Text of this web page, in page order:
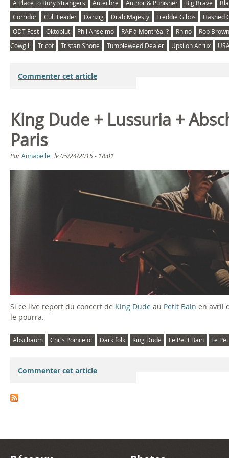
A Place to Bury Strangers Autechre Author & Punisher Big Brave
Corridor
Cult Leader Danzig Drab Majesty Freddie Gibbs
Hashed
ODT Fest
Oktoplut Phil Anselmo RAF à Montréal ? Rhino
Rob Brown
Cowgill
Tricot Tristan Shone Tumbleweed Dealer Upsilon Acrux
Commenter cet article
King Dude + Lussuria +
Paris
ParAnnabelle le05/24/2015 - 18:01
Si ce live report du concert de King Dude au Petit Bain en avril
le pourra.
Abschaum Chris Poincelot Dark folk King Dude Le Petit Bain Le
Commenter cet article